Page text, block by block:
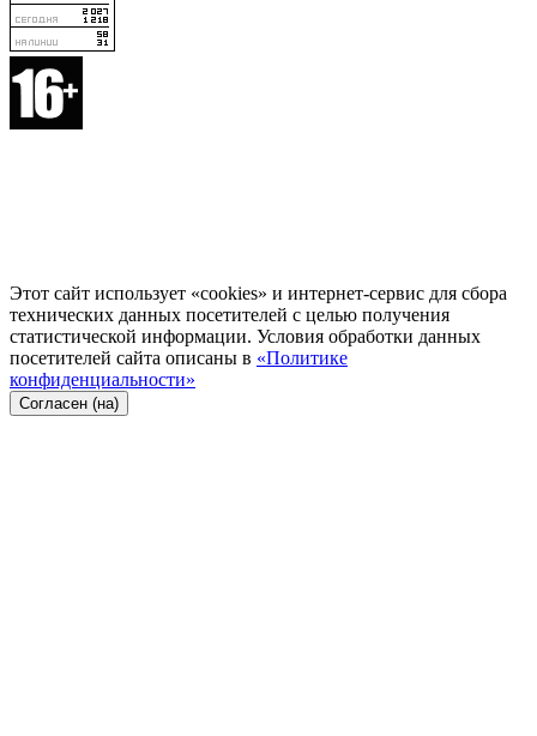
Этот сайт использует «cookies» и интернет-сервис для сбора
технических данных посетителей с целью получения
статистической информации. Условия обработки данных
посетителей сайта описаны в «Политике
конфиденциальности»
Согласен (на)